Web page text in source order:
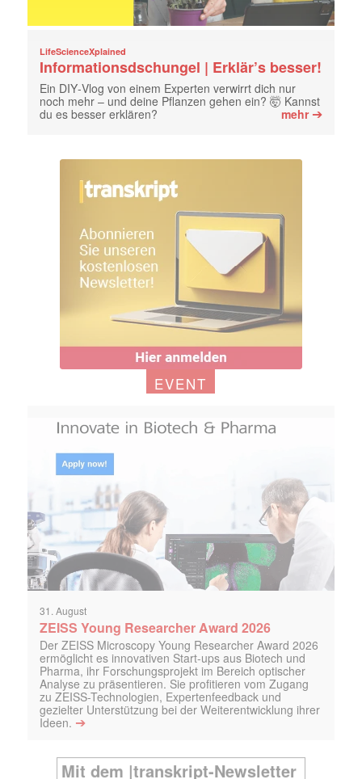
LifeScienceXplained
Informationsdschungel | Erklär’s besser!
Ein DIY‑Vlog von einem Experten verwirrt dich nur
noch mehr – und deine Pflanzen gehen ein? 🤯 Kannst
du es besser erklären?
mehr➔
EVENT
31. August
ZEISS Young Researcher Award 2026
Der ZEISS Microscopy Young Researcher Award 2026
ermöglicht es innovativen Start-ups aus Biotech und
Pharma, ihr Forschungsprojekt im Bereich optischer
Analyse zu präsentieren. Sie profitieren vom Zugang
zu ZEISS-Technologien, Expertenfeedback und
gezielter Unterstützung bei der Weiterentwicklung ihrer
Ideen. ➔